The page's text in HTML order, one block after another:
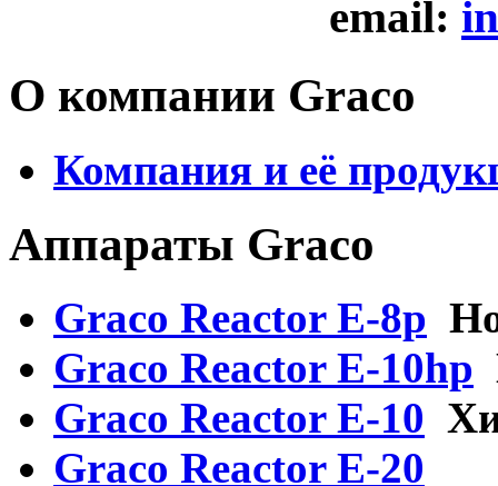
email:
О компании Graсo
Компания и её
Аппараты Graco
Graco Reactor E-8p
Graco Reactor E-10hp
Graсo Reactor E-10
Graсo Reactor E-20